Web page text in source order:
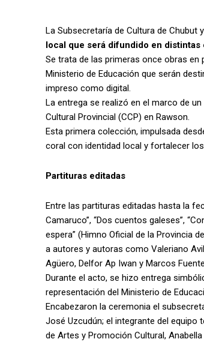
La Subsecretaría de Cultura de Chubut
local que será difundido en distintas
Se trata de las primeras once obras en
Ministerio de Educación que serán
impreso como digital.
La entrega se realizó en el marco de
Cultural Provincial (CCP) en Rawson.
Esta primera colección, impulsada
coral con identidad local y fortalecer
Partituras editadas
Entre las partituras editadas hasta la
Camaruco”, “Dos cuentos galeses”,
espera” (Himno Oficial de la Provincia
a autores y autoras como Valeriano
Agüero, Delfor Ap Iwan y Marcos
Durante el acto, se hizo entrega
representación del Ministerio de
Encabezaron la ceremonia el
José Uzcudún; el integrante del equipo
de Artes y Promoción Cultural,